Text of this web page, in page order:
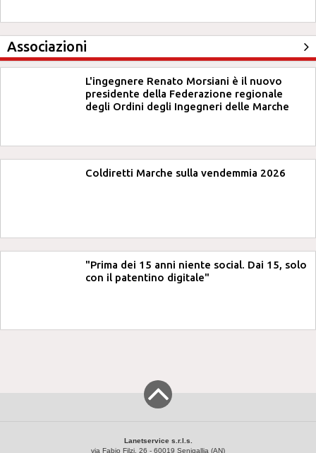
Associazioni
L'ingegnere Renato Morsiani è il nuovo
presidente della Federazione regionale
degli Ordini degli Ingegneri delle Marche
Coldiretti Marche sulla vendemmia 2026
"Prima dei 15 anni niente social. Dai 15, solo
con il patentino digitale"
Lanetservice s.r.l.s.
via Fabio Filzi, 26 - 60019 Senigallia (AN)